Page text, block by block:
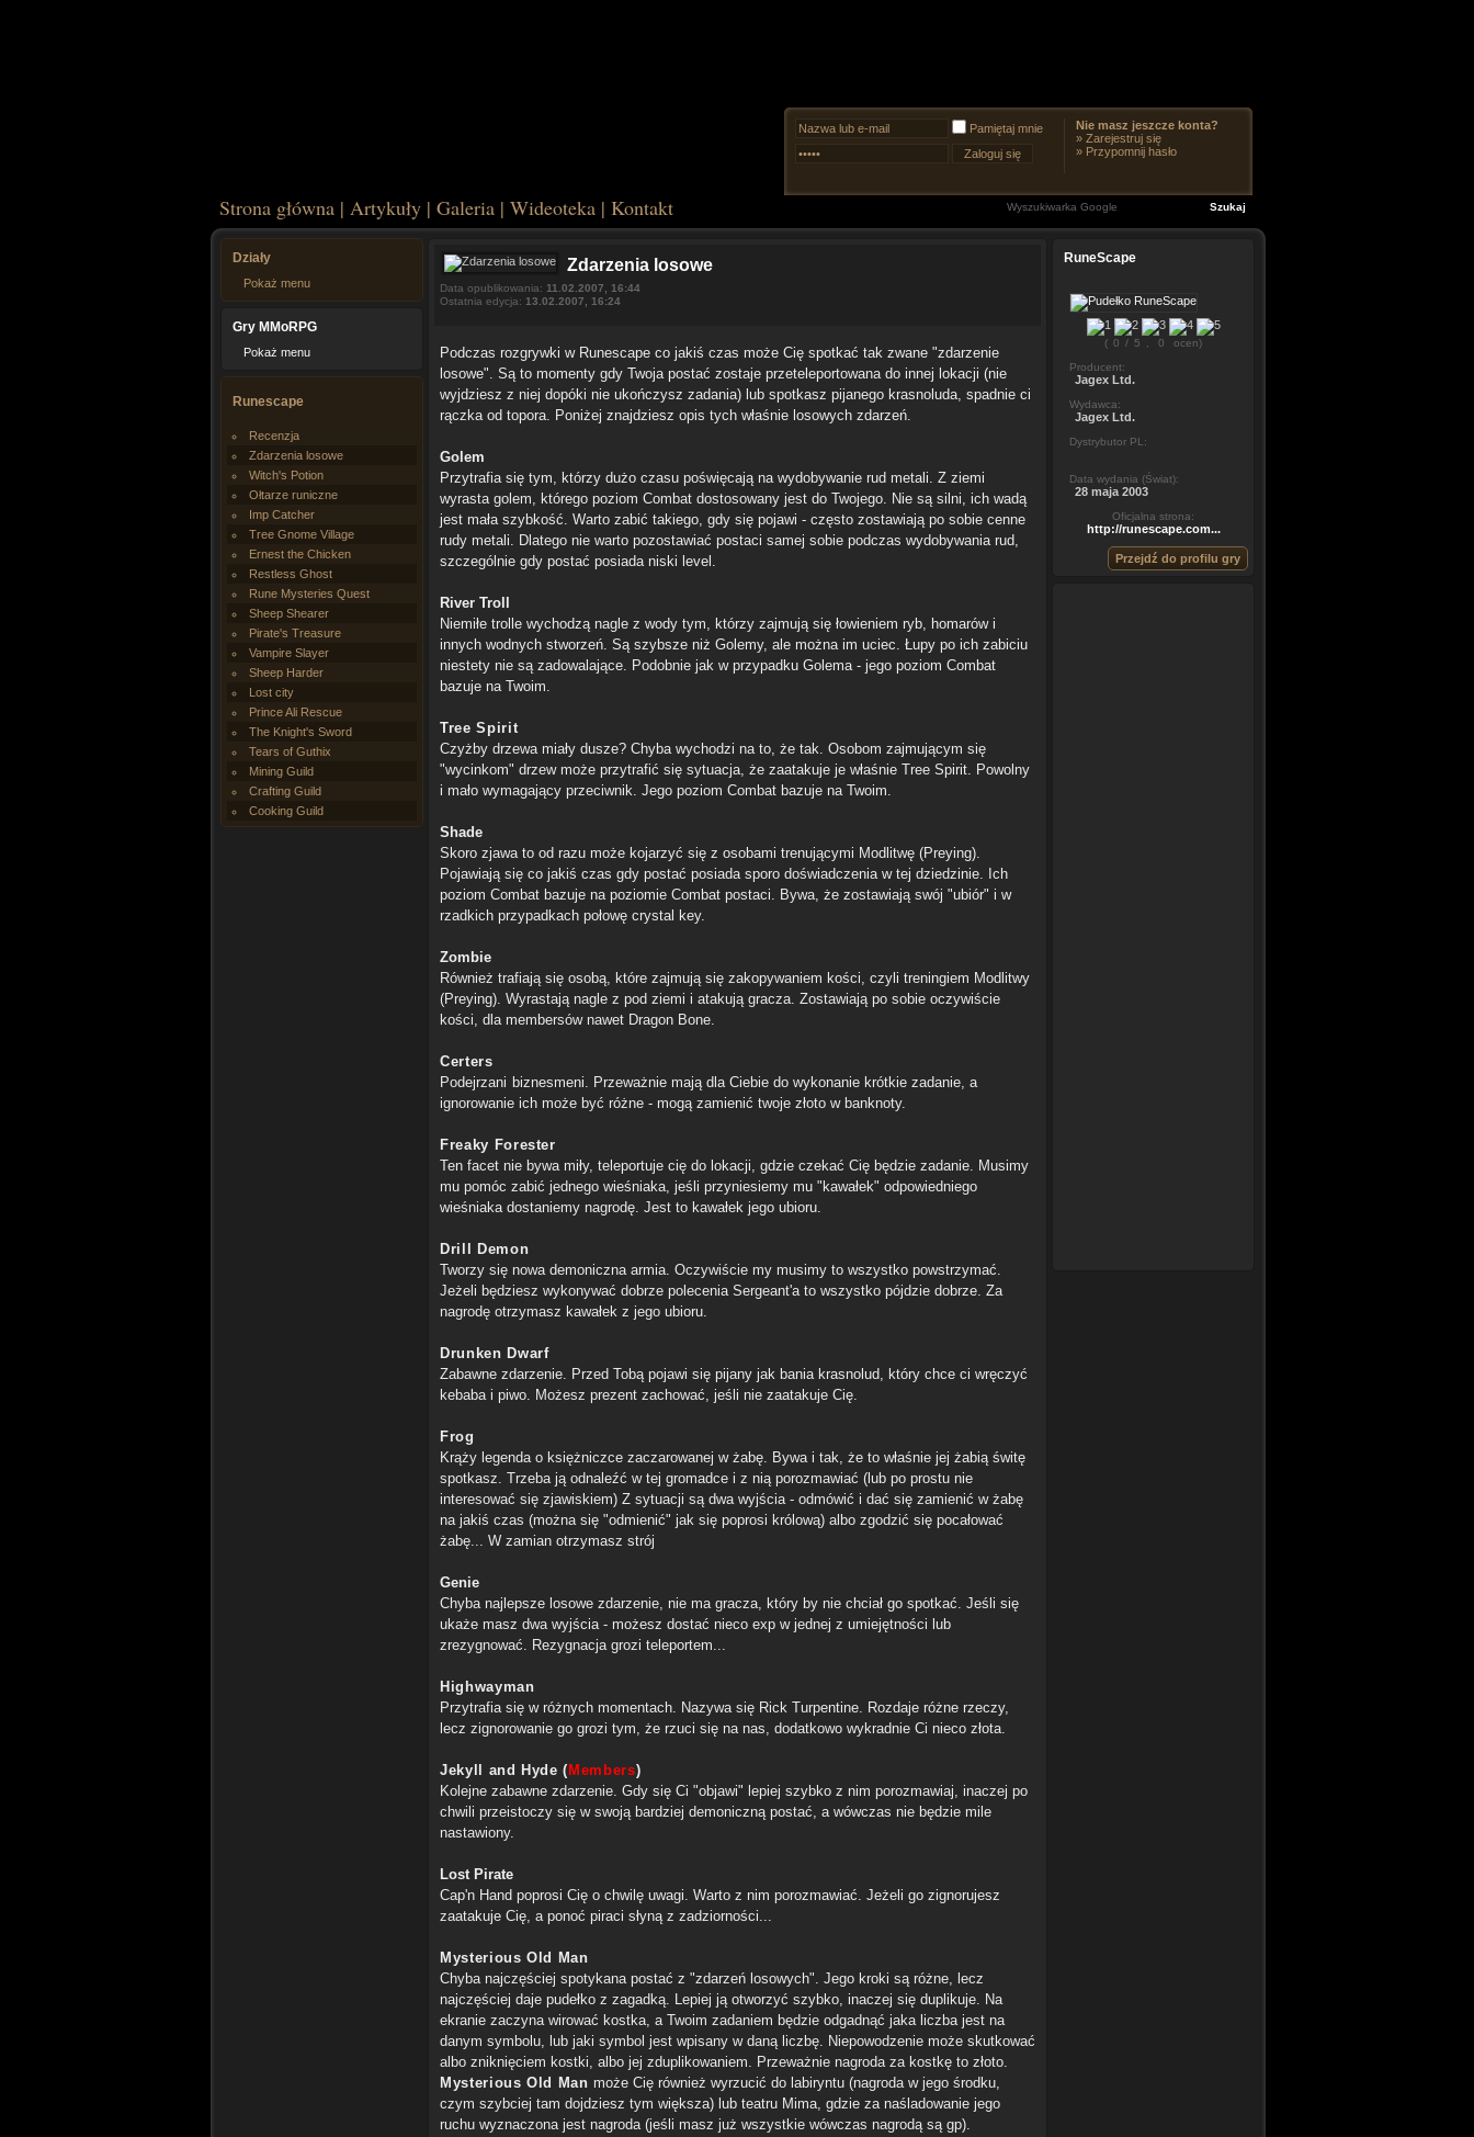
Pamiętaj mnie
Nie masz jeszcze konta?
» Zarejestruj się
» Przypomnij hasło
Strona główna | Artykuły | Galeria | Wideoteka | Kontakt
Działy
Pokaż menu
Gry MMoRPG
Pokaż menu
Runescape
Recenzja
Zdarzenia losowe
Witch's Potion
Ołtarze runiczne
Imp Catcher
Tree Gnome Village
Ernest the Chicken
Restless Ghost
Rune Mysteries Quest
Sheep Shearer
Pirate's Treasure
Vampire Slayer
Sheep Harder
Lost city
Prince Ali Rescue
The Knight's Sword
Tears of Guthix
Mining Guild
Crafting Guild
Cooking Guild
Zdarzenia losowe
Data opublikowania: 11.02.2007, 16:44
Ostatnia edycja: 13.02.2007, 16:24
Podczas rozgrywki w Runescape co jakiś czas może Cię spotkać tak zwane "zdarzenie
losowe". Są to momenty gdy Twoja postać zostaje przeteleportowana do innej lokacji (nie
wyjdziesz z niej dopóki nie ukończysz zadania) lub spotkasz pijanego krasnoluda, spadnie ci
rączka od topora. Poniżej znajdziesz opis tych właśnie losowych zdarzeń.
Golem
Przytrafia się tym, którzy dużo czasu poświęcają na wydobywanie rud metali. Z ziemi
wyrasta golem, którego poziom Combat dostosowany jest do Twojego. Nie są silni, ich wadą
jest mała szybkość. Warto zabić takiego, gdy się pojawi - często zostawiają po sobie cenne
rudy metali. Dlatego nie warto pozostawiać postaci samej sobie podczas wydobywania rud,
szczególnie gdy postać posiada niski level.
River Troll
Niemiłe trolle wychodzą nagle z wody tym, którzy zajmują się łowieniem ryb, homarów i
innych wodnych stworzeń. Są szybsze niż Golemy, ale można im uciec. Łupy po ich zabiciu
niestety nie są zadowalające. Podobnie jak w przypadku Golema - jego poziom Combat
bazuje na Twoim.
Tree Spirit
Czyżby drzewa miały dusze? Chyba wychodzi na to, że tak. Osobom zajmującym się
"wycinkom" drzew może przytrafić się sytuacja, że zaatakuje je właśnie Tree Spirit. Powolny
i mało wymagający przeciwnik. Jego poziom Combat bazuje na Twoim.
Shade
Skoro zjawa to od razu może kojarzyć się z osobami trenującymi Modlitwę (Preying).
Pojawiają się co jakiś czas gdy postać posiada sporo doświadczenia w tej dziedzinie. Ich
poziom Combat bazuje na poziomie Combat postaci. Bywa, że zostawiają swój "ubiór" i w
rzadkich przypadkach połowę crystal key.
Zombie
Również trafiają się osobą, które zajmują się zakopywaniem kości, czyli treningiem Modlitwy
(Preying). Wyrastają nagle z pod ziemi i atakują gracza. Zostawiają po sobie oczywiście
kości, dla membersów nawet Dragon Bone.
Certers
Podejrzani biznesmeni. Przeważnie mają dla Ciebie do wykonanie krótkie zadanie, a
ignorowanie ich może być różne - mogą zamienić twoje złoto w banknoty.
Freaky Forester
Ten facet nie bywa miły, teleportuje cię do lokacji, gdzie czekać Cię będzie zadanie. Musimy
mu pomóc zabić jednego wieśniaka, jeśli przyniesiemy mu "kawałek" odpowiedniego
wieśniaka dostaniemy nagrodę. Jest to kawałek jego ubioru.
Drill Demon
Tworzy się nowa demoniczna armia. Oczywiście my musimy to wszystko powstrzymać.
Jeżeli będziesz wykonywać dobrze polecenia Sergeant'a to wszystko pójdzie dobrze. Za
nagrodę otrzymasz kawałek z jego ubioru.
Drunken Dwarf
Zabawne zdarzenie. Przed Tobą pojawi się pijany jak bania krasnolud, który chce ci wręczyć
kebaba i piwo. Możesz prezent zachować, jeśli nie zaatakuje Cię.
Frog
Krąży legenda o księżniczce zaczarowanej w żabę. Bywa i tak, że to właśnie jej żabią świtę
spotkasz. Trzeba ją odnaleźć w tej gromadce i z nią porozmawiać (lub po prostu nie
interesować się zjawiskiem) Z sytuacji są dwa wyjścia - odmówić i dać się zamienić w żabę
na jakiś czas (można się "odmienić" jak się poprosi królową) albo zgodzić się pocałować
żabę... W zamian otrzymasz strój
Genie
Chyba najlepsze losowe zdarzenie, nie ma gracza, który by nie chciał go spotkać. Jeśli się
ukaże masz dwa wyjścia - możesz dostać nieco exp w jednej z umiejętności lub
zrezygnować. Rezygnacja grozi teleportem...
Highwayman
Przytrafia się w różnych momentach. Nazywa się Rick Turpentine. Rozdaje różne rzeczy,
lecz zignorowanie go grozi tym, że rzuci się na nas, dodatkowo wykradnie Ci nieco złota.
Jekyll and Hyde ( Members)
Kolejne zabawne zdarzenie. Gdy się Ci "objawi" lepiej szybko z nim porozmawiaj, inaczej po
chwili przeistoczy się w swoją bardziej demoniczną postać, a wówczas nie będzie mile
nastawiony.
Lost Pirate
Cap'n Hand poprosi Cię o chwilę uwagi. Warto z nim porozmawiać. Jeżeli go zignorujesz
zaatakuje Cię, a ponoć piraci słyną z zadziorności...
Mysterious Old Man
Chyba najczęściej spotykana postać z "zdarzeń losowych". Jego kroki są różne, lecz
najczęściej daje pudełko z zagadką. Lepiej ją otworzyć szybko, inaczej się duplikuje. Na
ekranie zaczyna wirować kostka, a Twoim zadaniem będzie odgadnąć jaka liczba jest na
danym symbolu, lub jaki symbol jest wpisany w daną liczbę. Niepowodzenie może skutkować
albo zniknięciem kostki, albo jej zduplikowaniem. Przeważnie nagroda za kostkę to złoto.
Mysterious Old Man może Cię również wyrzucić do labiryntu (nagroda w jego środku,
czym szybciej tam dojdziesz tym większa) lub teatru Mima, gdzie za naśladowanie jego
ruchu wyznaczona jest nagroda (jeśli masz już wszystkie wówczas nagrodą są gp).
RuneScape
( 0 / 5 0
ocen)
Producent:
Jagex Ltd.
Wydawca:
Jagex Ltd.
Dystrybutor PL:
Data wydania (Świat):
28 maja 2003
Oficjalna strona:
http://runescape.com...
Przejdź do profilu gry